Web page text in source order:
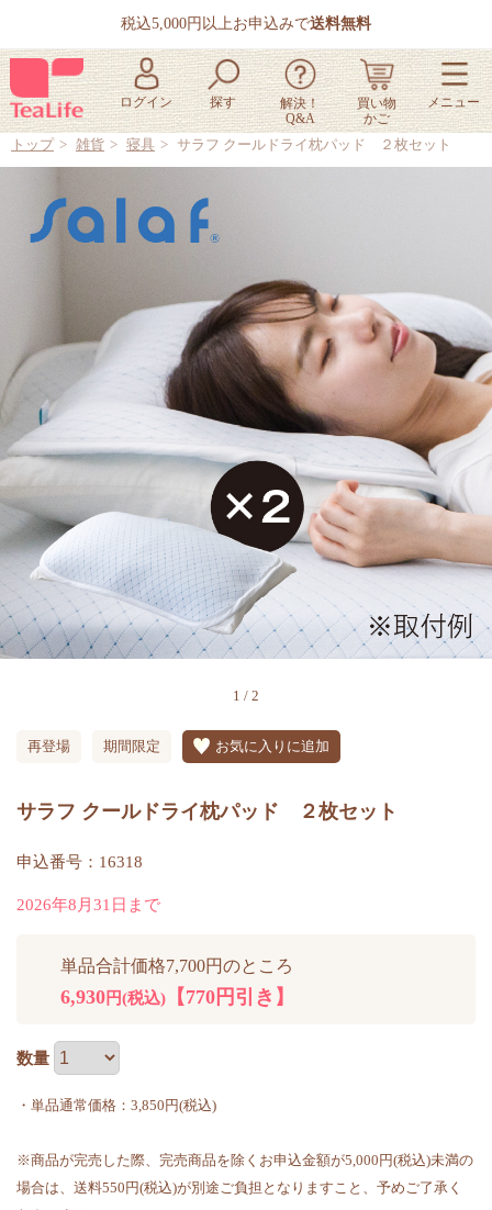
税込5,000円以上お申込みで送料無料
トップ 雑貨 寝具 サラフ クールドライ枕パッド ２枚セット
1 / 2
再登場 期間限定 お気に入りに追加
サラフ クールドライ枕パッド ２枚セット
申込番号：16318
2026年8月31日まで
単品合計価格7,700円のところ
6,930円(税込) 【770円引き】
数量
・単品通常価格：3,850円(税込)
※商品が完売した際、完売商品を除くお申込金額が5,000円(税込)未満の
場合は、送料550円(税込)が別途ご負担となりますこと、予めご了承く